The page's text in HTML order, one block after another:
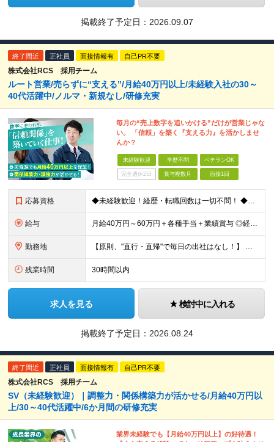
掲載終了予定日： 2026.09.07
終了間近 正社員 面接情報有 自己PR不要
株式会社RCS 採用チーム
ルート営業/売らずに“支える”/月給40万円以上/未経験入社の30～
40代活躍中/ノルマ・新規なし/研修充実
毎月の“売上数字を追いかける”だけが営業じゃな
い。 「信頼」を築く『支える力』を活かしませ
んか？
未経験歓迎 学歴不問 ベテランOK
完全週休2日 賞与複数月 面接1回
応募資格 ◆未経験歓迎！経歴・転職回数は一切不問！ ◆異業界出身の30代・40代も活躍中！ ◆U・Iターン希望の方も歓迎（引越費用規定あり） 【応募要件】 ■高卒以上 ■普通自動車運転免許（AT限定可） ■基
給与 月給40万円～60万円＋各種手当＋業績賞与 ◎経験や能力等を考慮し、優遇いたします！ ◎成果により業績賞与を年2回支給します！ 上記月給には、固定残業代として 「60,800円～95,000円（28
勤務地 【原則、"直行・直帰"で毎日の出社はなし！】 東京・埼玉・千葉・神奈川などを中心とした 周辺エリアの現場に「直行・直帰」となります！ ■関東第一第二支部 埼玉県八潮市大字二丁目1142-2 ◎最寄り
残業時間 30時間以内
求人を見る 検討中に入れる
掲載終了予定日： 2026.08.24
終了間近 正社員 面接情報有 自己PR不要
株式会社RCS 採用チーム
SV（未経験歓迎）｜調整力・関係構築力が活かせる/月給40万円以
上/30～40代活躍中/6か月間の研修充実
業界未経験でも【月給40万円以上】の好待遇！